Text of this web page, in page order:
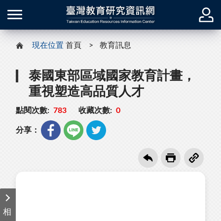
現在位置 首頁 教育訊息
泰國東部區域國家教育計畫，
重視塑造高品質人才
點閱次數: 783 收藏次數: 0
分享：
相